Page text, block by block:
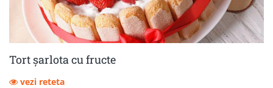
Tort șarlota cu fructe
vezi reteta